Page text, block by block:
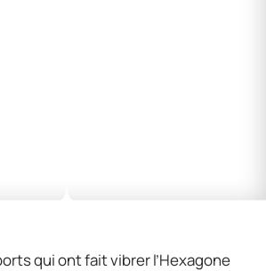
qui ont fait vibrer l’Hexagone